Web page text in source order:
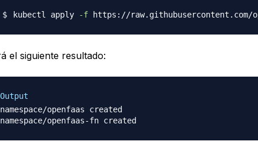
kubectl apply -f
el siguiente resultado:
Output
namespace/openfaas created
namespace/openfaas-fn created